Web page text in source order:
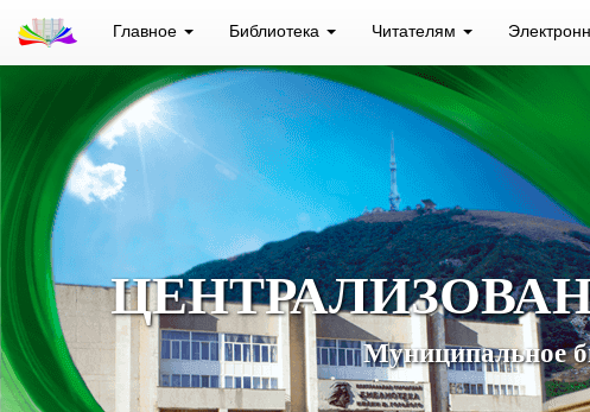
Главное Библиотека Читателям
Муниципальное